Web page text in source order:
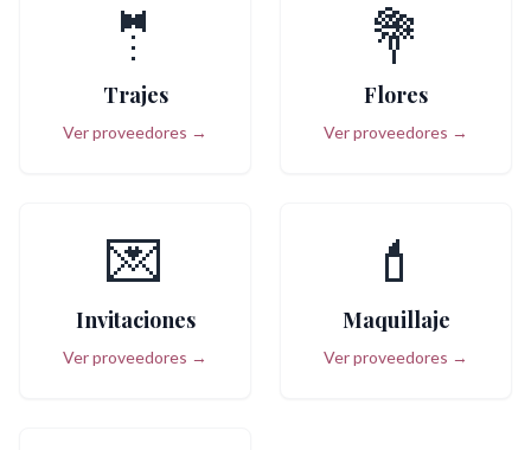
🤵
Trajes
Ver proveedores →
💐
Flores
Ver proveedores →
💌
Invitaciones
Ver proveedores →
💄
Maquillaje
Ver proveedores →